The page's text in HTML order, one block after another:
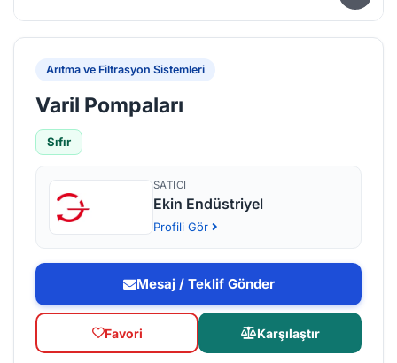
Arıtma ve Filtrasyon Sistemleri
Varil Pompaları
Sıfır
SATICI
Ekin Endüstriyel
Profili Gör
Mesaj / Teklif Gönder
Favori Karşılaştır